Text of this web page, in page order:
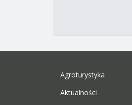
Agroturystyka
Aktualności